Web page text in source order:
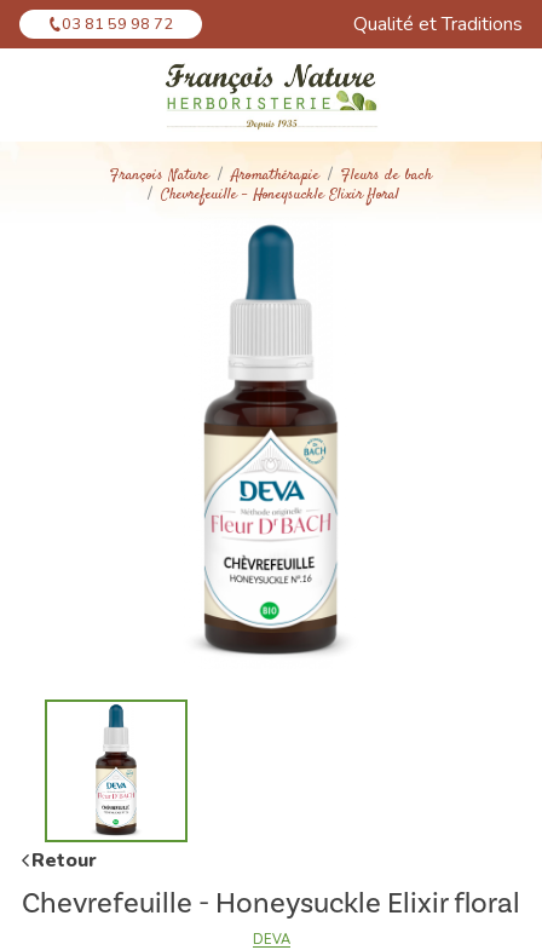
03 81 59 98 72 Qualité et Traditions
François Nature Aromathérapie
Fleurs de bach
Chevrefeuille - Honeysuckle Elixir floral
Retour
Chevrefeuille - Honeysuckle Elixir floral
DEVA
Panneau de gestion des cookies